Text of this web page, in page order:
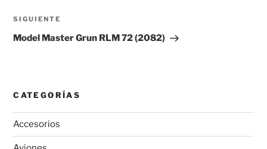
Siguiente
entrada
SIGUIENTE
Model Master Grun RLM 72 (2082)
CATEGORÍAS
Accesorios